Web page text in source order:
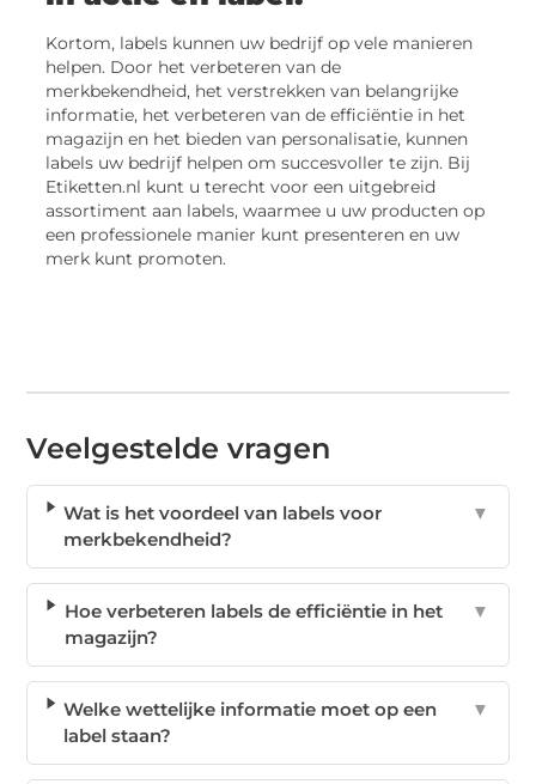
Kortom, labels kunnen uw bedrijf op vele manieren
helpen. Door het verbeteren van de
merkbekendheid, het verstrekken van belangrijke
informatie, het verbeteren van de efficiëntie in het
magazijn en het bieden van personalisatie, kunnen
labels uw bedrijf helpen om succesvoller te zijn. Bij
Etiketten.nl kunt u terecht voor een uitgebreid
assortiment aan labels, waarmee u uw producten op
een professionele manier kunt presenteren en uw
merk kunt promoten.
Veelgestelde vragen
Wat is het voordeel van labels voor
merkbekendheid?
▼
Hoe verbeteren labels de efficiëntie in het
magazijn?
▼
Welke wettelijke informatie moet op een
label staan?
▼